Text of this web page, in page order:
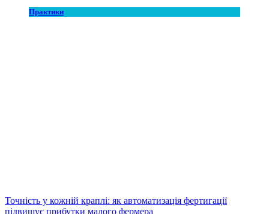
Практики
Точність у кожній краплі: як автоматизація фертигації
підвищує прибутки малого фермера